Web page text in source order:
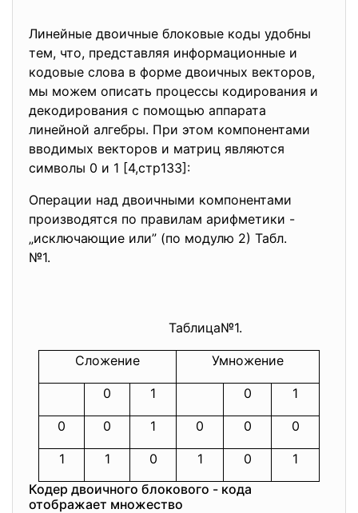
Линейные двоичные блоковые коды удобны
тем, что, представляя информационные и
кодовые слова в форме двоичных векторов,
мы можем описать процессы кодирования и
декодирования с помощью аппарата
линейной алгебры. При этом компонентами
вводимых векторов и матриц являются
символы 0 и 1 [4,стр133]:
Операции над двоичными компонентами
производятся по правилам арифметики -
„исключающие или” (по модулю 2) Табл.
№1.
Таблица№1.
Сложение Умножение
0 1 0 1
0 0 1 0 0 0
1 1 0 1 0
1
Кодер двоичного блокового - кода
отображает множество